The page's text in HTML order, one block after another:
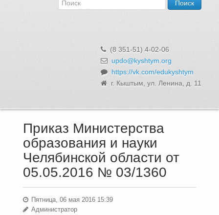
(8 351-51) 4-02-06
updo@kyshtym.org
https://vk.com/edukyshtym
г. Кыштым, ул. Ленина, д. 11
Об Управлении
Муниципальная служба и вакансии
Информационные системы, реестры и банки данных
Закупки для муниципальных нужд
Использование бюджетных средств
Приказ Министерства
образования и науки
Челябинской области от
05.05.2016 № 03/1360
Пятница, 06 мая 2016 15:39
Администратор